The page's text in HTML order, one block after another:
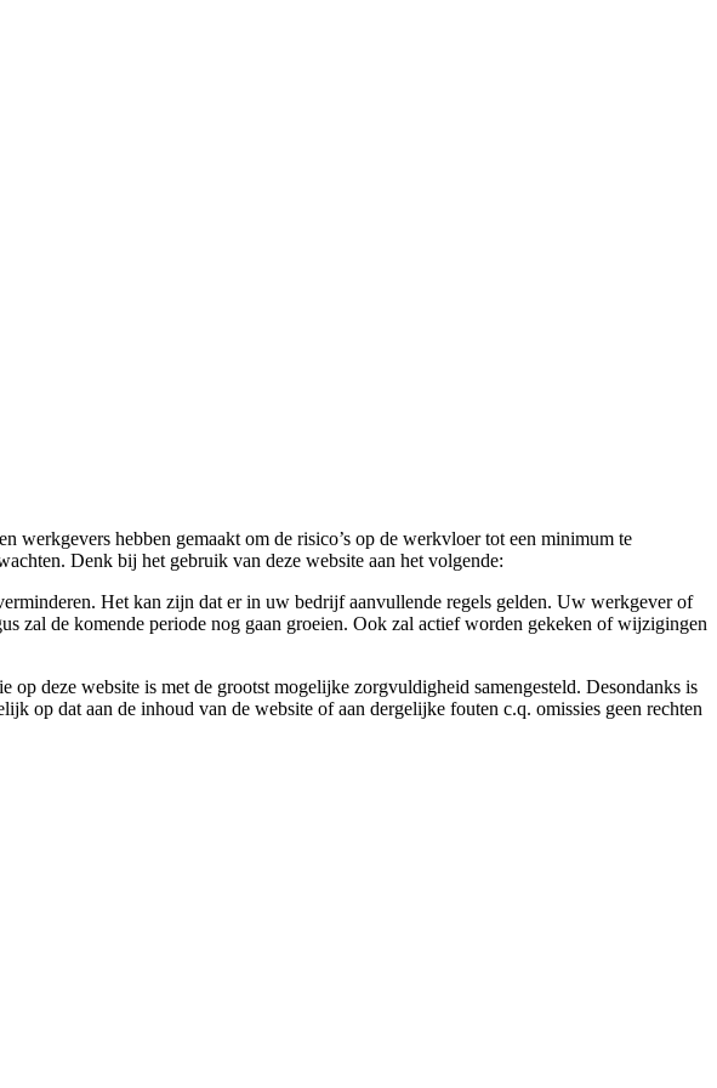
hebben gemaakt om de risico’s op de werkvloer tot een minimum te
Denk bij het gebruik van deze website aan het volgende:
Het kan zijn dat er in uw bedrijf aanvullende regels gelden. Uw werkgever of
zal de komende periode nog gaan groeien. Ook zal actief worden gekeken of wijzigingen
deze website is met de grootst mogelijke zorgvuldigheid samengesteld. Desondanks is
op dat aan de inhoud van de website of aan dergelijke fouten c.q. omissies geen rechten